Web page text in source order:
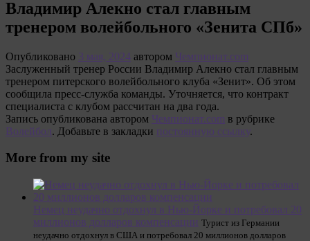
Владимир Алекно стал главным
тренером волейбольного «Зенита СПб»
Опубликовано 3 мая, 2024 автором Чемпионат.com
Заслуженный тренер России Владимир Алекно стал главным
тренером питерского волейбольного клуба «Зенит». Об этом
сообщила пресс-служба команды. Уточняется, что контракт
специалиста с клубом рассчитан на два года.
Запись опубликована автором Чемпионат.com в рубрике
Волейбол. Добавьте в закладки постоянную ссылку.
More from my site
Немец неудачно отдохнул в Нью-Йорке и потребовал 20
миллионов долларов компенсации Турист из Германии
неудачно отдохнул в США и потребовал 20 миллионов долларов